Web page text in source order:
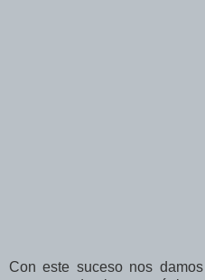
Con este suceso nos